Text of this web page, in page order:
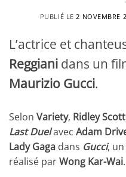
PUBLIÉ LE 2 NOVEMBRE
L’actrice et
Reggiani dans un
Maurizio Gucci.
Selon Variety, Ridley Scott
Last Duelavec Adam
Lady Gaga dans Gucci,
réalisé parWong Kar-Wai.